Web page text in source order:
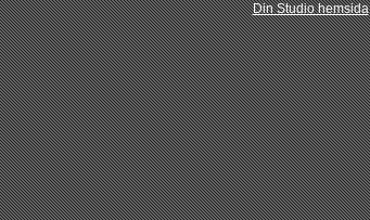
Din Studio hemsida